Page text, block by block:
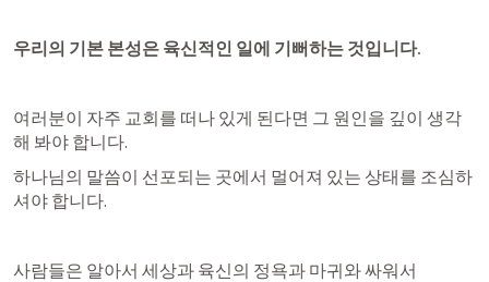
우리의 기본 본성은 육신적인 일에 기뻐하는 것입니다.
여러분이 자주 교회를 떠나 있게 된다면 그 원인을 깊이 생각
해 봐야 합니다.
하나님의 말씀이 선포되는 곳에서 멀어져 있는 상태를 조심하
셔야 합니다.
사람들은 알아서 세상과 육신의 정욕과 마귀와 싸워서